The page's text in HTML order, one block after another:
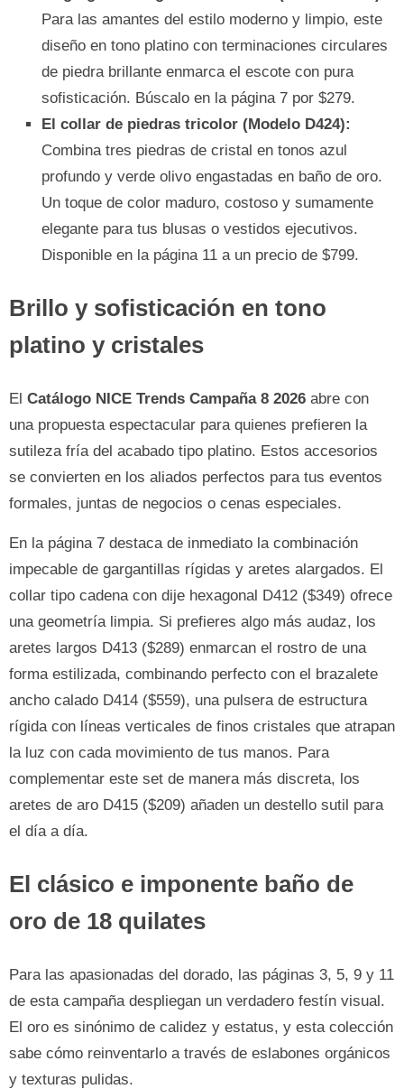
Para las amantes del estilo moderno y limpio, este
diseño en tono platino con terminaciones circulares
de piedra brillante enmarca el escote con pura
sofisticación. Búscalo en la página 7 por $279.
El collar de piedras tricolor (Modelo D424):
Combina tres piedras de cristal en tonos azul
profundo y verde olivo engastadas en baño de oro.
Un toque de color maduro, costoso y sumamente
elegante para tus blusas o vestidos ejecutivos.
Disponible en la página 11 a un precio de $799.
Brillo y sofisticación en tono
platino y cristales
El Catálogo NICE Trends Campaña 8 2026 abre con
una propuesta espectacular para quienes prefieren la
sutileza fría del acabado tipo platino. Estos accesorios
se convierten en los aliados perfectos para tus eventos
formales, juntas de negocios o cenas especiales.
En la página 7 destaca de inmediato la combinación
impecable de gargantillas rígidas y aretes alargados. El
collar tipo cadena con dije hexagonal D412 ($349) ofrece
una geometría limpia. Si prefieres algo más audaz, los
aretes largos D413 ($289) enmarcan el rostro de una
forma estilizada, combinando perfecto con el brazalete
ancho calado D414 ($559), una pulsera de estructura
rígida con líneas verticales de finos cristales que atrapan
la luz con cada movimiento de tus manos. Para
complementar este set de manera más discreta, los
aretes de aro D415 ($209) añaden un destello sutil para
el día a día.
El clásico e imponente baño de
oro de 18 quilates
Para las apasionadas del dorado, las páginas 3, 5, 9 y 11
de esta campaña despliegan un verdadero festín visual.
El oro es sinónimo de calidez y estatus, y esta colección
sabe cómo reinventarlo a través de eslabones orgánicos
y texturas pulidas.